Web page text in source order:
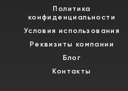
Политика
конфиденциальности
Условия использования
Реквизиты компании
Блог
Контакты